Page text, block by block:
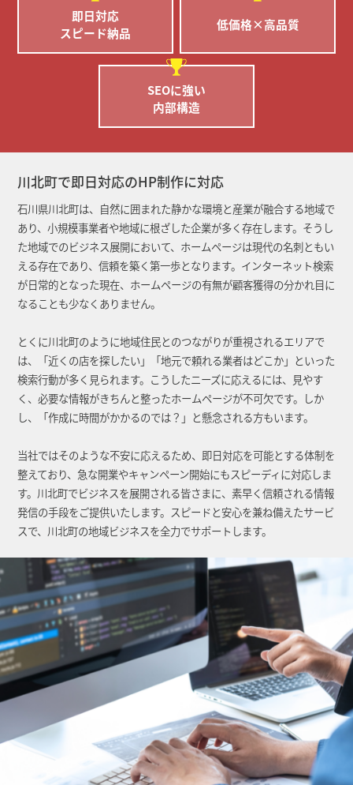
即日対応
スピード納品
低価格×高品質
SEOに強い
内部構造
川北町で即日対応のHP制作に対応
石川県川北町は、自然に囲まれた静かな環境と産業が融合する地域で
あり、小規模事業者や地域に根ざした企業が多く存在します。そうし
た地域でのビジネス展開において、ホームページは現代の名刺ともい
える存在であり、信頼を築く第一歩となります。インターネット検索
が日常的となった現在、ホームページの有無が顧客獲得の分かれ目に
なることも少なくありません。
とくに川北町のように地域住民とのつながりが重視されるエリアで
は、「近くの店を探したい」「地元で頼れる業者はどこか」といった
検索行動が多く見られます。こうしたニーズに応えるには、見やす
く、必要な情報がきちんと整ったホームページが不可欠です。しか
し、「作成に時間がかかるのでは？」と懸念される方もいます。
当社ではそのような不安に応えるため、即日対応を可能とする体制を
整えており、急な開業やキャンペーン開始にもスピーディに対応しま
す。川北町でビジネスを展開される皆さまに、素早く信頼される情報
発信の手段をご提供いたします。スピードと安心を兼ね備えたサービ
スで、川北町の地域ビジネスを全力でサポートします。